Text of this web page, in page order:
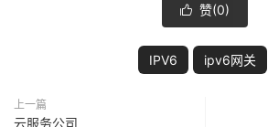
 赞(0)
IPV6 ipv6网关
上一篇
云服务公司